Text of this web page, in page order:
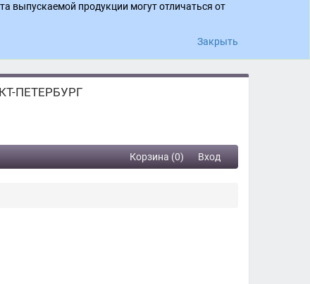
выпускаемой продукции могут отличаться от
Закрыть
ПЕТЕРБУРГ
Корзина (0) Вход